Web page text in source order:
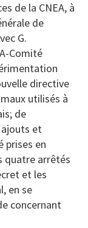
de la CNEA, à
de
G.
Comité
directive
utilisés à
de
et
prises en
quatre arrêtés
et les
en se
concernant